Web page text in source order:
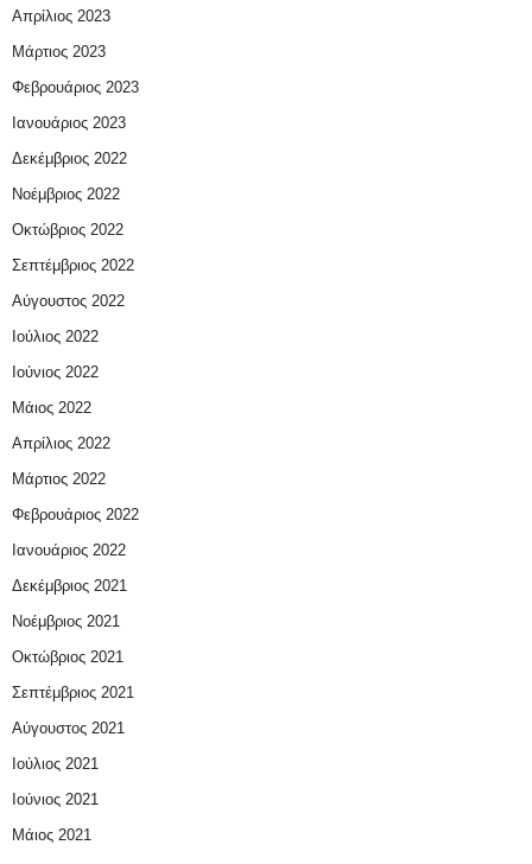
Απρίλιος 2023
Μάρτιος 2023
Φεβρουάριος 2023
Ιανουάριος 2023
Δεκέμβριος 2022
Νοέμβριος 2022
Οκτώβριος 2022
Σεπτέμβριος 2022
Αύγουστος 2022
Ιούλιος 2022
Ιούνιος 2022
Μάιος 2022
Απρίλιος 2022
Μάρτιος 2022
Φεβρουάριος 2022
Ιανουάριος 2022
Δεκέμβριος 2021
Νοέμβριος 2021
Οκτώβριος 2021
Σεπτέμβριος 2021
Αύγουστος 2021
Ιούλιος 2021
Ιούνιος 2021
Μάιος 2021